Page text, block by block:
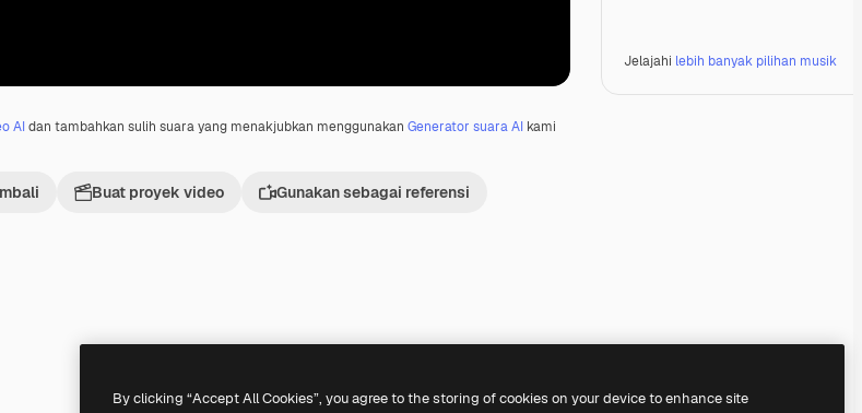
AIdan tambahkan sulih suara yang menakjubkan menggunakan Generator suara AIkami
Buat proyek video Gunakan sebagai referensi
Jelajahi lebih banyak pilihan musik
By clicking “Accept All Cookies”, you agree to the storing of cookies on your device to enhance site